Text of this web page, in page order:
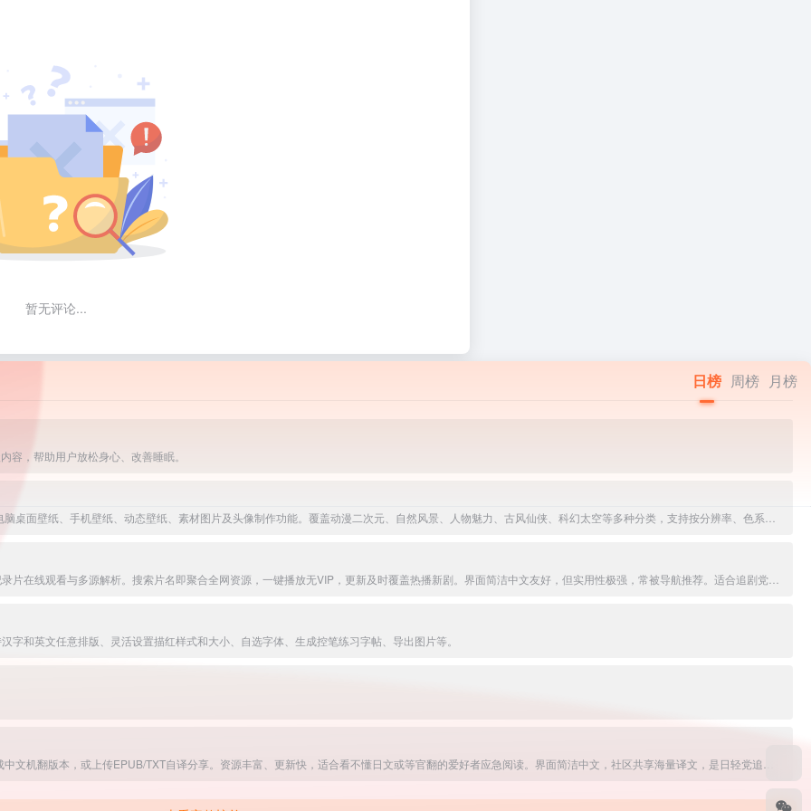
暂无评论...
日榜 周榜 月榜
容，帮助用户放松身心、改善睡眠。
和英文任意排版、灵活设置描红样式和大小、自选字体、生成控笔练习字帖、导出图片等。